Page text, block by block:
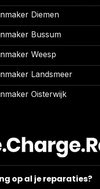
Diemen
Bussum
Weesp
Landsmeer
Oisterwijk
op al je reparaties?